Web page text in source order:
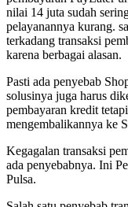
nilai 14 juta sudah
pelayanannya kurang.
terkadang transaksi
karena berbagai alasan.
Pasti ada penyebab
solusinya juga harus
pembayaran kredit
mengembalikannya ke
Kegagalan transaksi
ada penyebabnya. Ini
Pulsa.